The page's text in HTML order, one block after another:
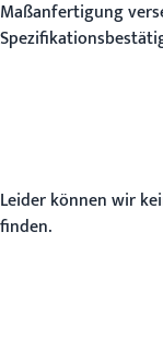
Maßanfertigung
Leider können wir
finden.